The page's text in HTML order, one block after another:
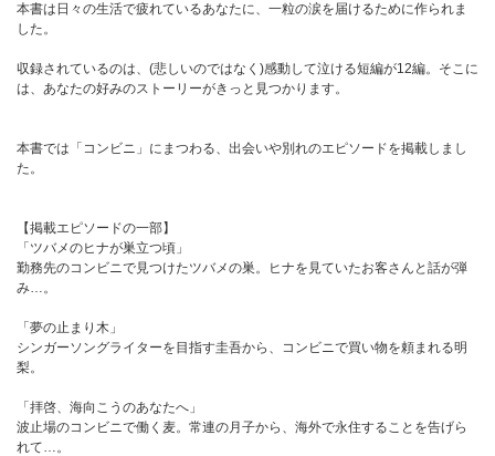
本書は日々の生活で疲れているあなたに、一粒の涙を届けるために作られま
した。
収録されているのは、(悲しいのではなく)感動して泣ける短編が12編。そこに
は、あなたの好みのストーリーがきっと見つかります。
本書では「コンビニ」にまつわる、出会いや別れのエピソードを掲載しまし
た。
【掲載エピソードの一部】
「ツバメのヒナが巣立つ頃」
勤務先のコンビニで見つけたツバメの巣。ヒナを見ていたお客さんと話が弾
み…。
「夢の止まり木」
シンガーソングライターを目指す圭吾から、コンビニで買い物を頼まれる明
梨。
「拝啓、海向こうのあなたへ」
波止場のコンビニで働く麦。常連の月子から、海外で永住することを告げら
れて…。